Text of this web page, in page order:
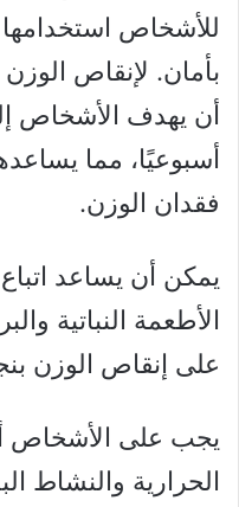
بأمان. لإنقاص
أسبوعيًا، مما
فقدان الوزن.
يمكن أن يساعد
الأطعمة النباتية
على إنقاص الوزن
يجب على الأشخاص
الحرارية والنشاط